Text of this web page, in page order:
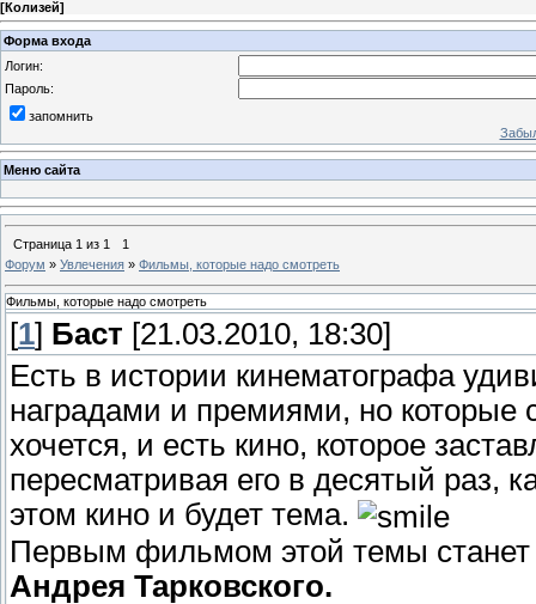
[Колизей]
Форма входа
Логин:
Пароль:
запомнить
Меню сайта
Страница 1 из 1
1
Форум » Увлечения » Фильмы, которые надо смотреть
Фильмы, которые надо смотреть
[1] Баст [21.03.2010, 18:30]
Есть в истории кинематографа
наградами и премиями, но которые
хочется, и есть кино, которое
пересматривая его в десятый раз,
этом кино и будет тема.
Первым фильмом этой темы
Андрея Тарковского.